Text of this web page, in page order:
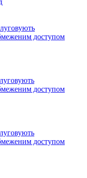
доступом
доступом
доступом